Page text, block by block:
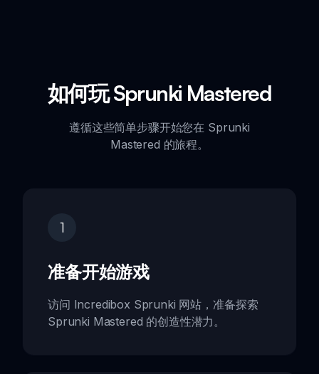
如何玩 Sprunki Mastered
遵循这些简单步骤开始您在 Sprunki
Mastered 的旅程。
1
准备开始游戏
访问 Incredibox Sprunki 网站，准备探索
Sprunki Mastered 的创造性潜力。